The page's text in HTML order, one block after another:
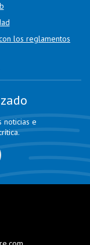
los reglamentos
noticias e